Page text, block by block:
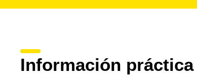
Información práctica